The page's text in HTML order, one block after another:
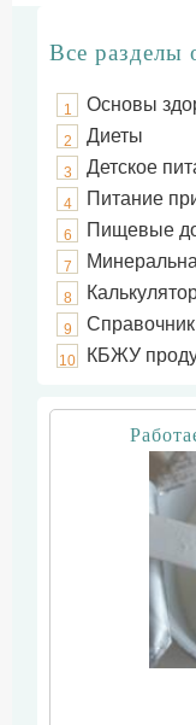
Все разделы
1 Основы
2 Диеты
3 Детское
4 Питание
6 Пищевые
7
8
9
10 КБЖУ